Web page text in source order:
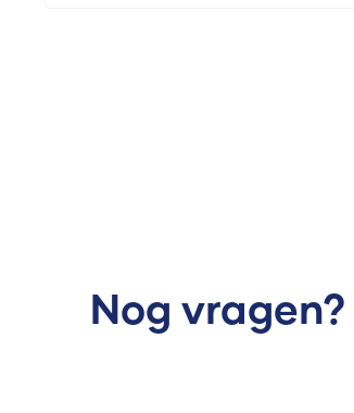
Nog vragen?